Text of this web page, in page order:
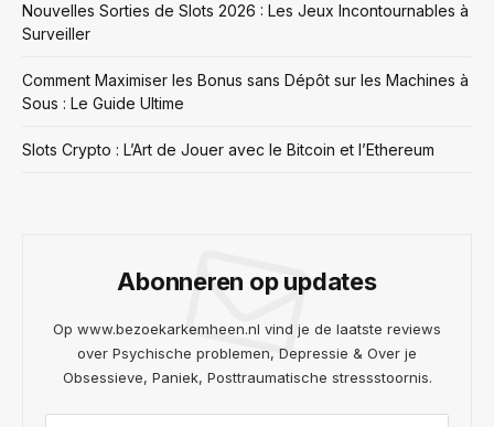
Nouvelles Sorties de Slots 2026 : Les Jeux Incontournables à
Surveiller
Comment Maximiser les Bonus sans Dépôt sur les Machines à
Sous : Le Guide Ultime
Slots Crypto : L’Art de Jouer avec le Bitcoin et l’Ethereum
Abonneren op updates
Op www.bezoekarkemheen.nl vind je de laatste reviews
over Psychische problemen, Depressie & Over je
Obsessieve, Paniek, Posttraumatische stressstoornis.